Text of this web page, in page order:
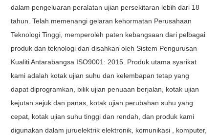
dalam pengeluaran peralatan ujian persekitaran lebih dari 18
tahun. Telah memenangi gelaran kehormatan Perusahaan
Teknologi Tinggi, memperoleh paten kebangsaan dari pelbagai
produk dan teknologi dan disahkan oleh Sistem Pengurusan
Kualiti Antarabangsa ISO9001: 2015. Produk utama syarikat
kami adalah kotak ujian suhu dan kelembapan tetap yang
dapat diprogramkan, bilik ujian penuaan berjalan, kotak ujian
kejutan sejuk dan panas, kotak ujian perubahan suhu yang
cepat, kotak ujian suhu tinggi dan rendah, dan produk kami
digunakan dalam juruelektrik elektronik, komunikasi , komputer,